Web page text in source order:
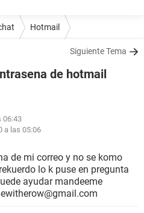
Hotmail
Siguiente Tema
de hotmail
06:43
a las 05:06
de mi correo y no se komo
lo k puse en pregunta
ayudar mandeeme